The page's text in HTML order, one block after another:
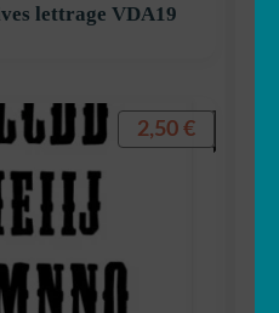
lettrage VDA19
2,50 €